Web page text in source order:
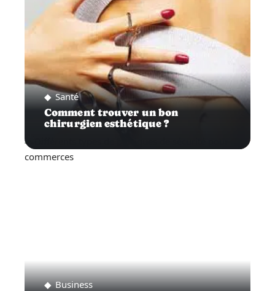
Santé
Comment trouver un bon
chirurgien esthétique ?
Business